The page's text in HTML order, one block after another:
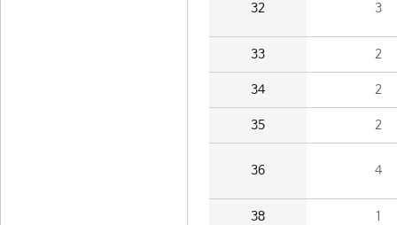
32 3
33 2
34 2
35 2
36 4
38 1